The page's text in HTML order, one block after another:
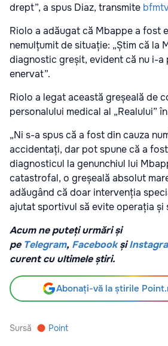
drept”, a spus Diaz, transmite
Riolo a adăugat că Mbappe a fost
nemulțumit de situație: „Știm că la
diagnostic greșit, evident că nu i-a
enervat”.
Riolo a legat această greșeală de
personalului medical al „Realului”
„Ni s-a spus că a fost din cauza
accidentați, dar pot spune că a
diagnosticul la genunchiul lui
catastrofal, o greșeală absolut
adăugând că doar intervenția
ajutat sportivul să evite operația și
Acum ne puteți urmări și
pe Telegram, Facebook și
curent cu ultimele știri.
Abonați-vă la știrile
Sursă Point